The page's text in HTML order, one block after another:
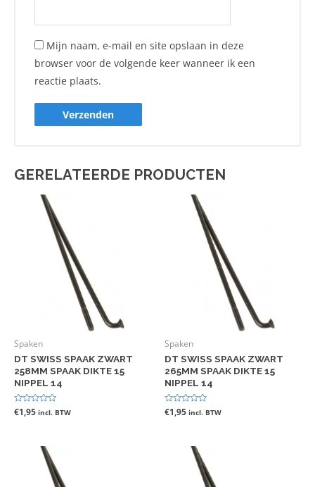
Mijn naam, e-mail en site opslaan in deze
browser voor de volgende keer wanneer ik een
reactie plaats.
GERELATEERDE PRODUCTEN
Spaken
DT SWISS SPAAK ZWART
258MM SPAAK DIKTE 15
NIPPEL 14
Gewaardeerd
0
€1,95 incl. BTW
Spaken
DT SWISS SPAAK ZWART
265MM SPAAK DIKTE 15
NIPPEL 14
Gewaardeerd
0
€1,95 incl. BTW